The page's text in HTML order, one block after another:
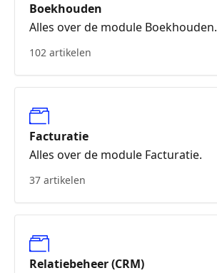
Boekhouden
Alles over de module Boekhouden.
102 artikelen
Facturatie
Alles over de module Facturatie.
37 artikelen
Relatiebeheer (CRM)